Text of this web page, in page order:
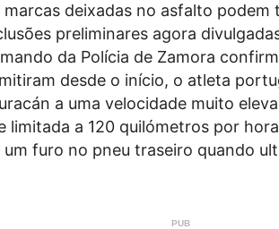
deixadas no asfalto podem
preliminares agora
da Polícia de Zamora
desde o início, o atleta
a uma velocidade muito
limitada a 120 quilómetros por
furo no pneu traseiro quando